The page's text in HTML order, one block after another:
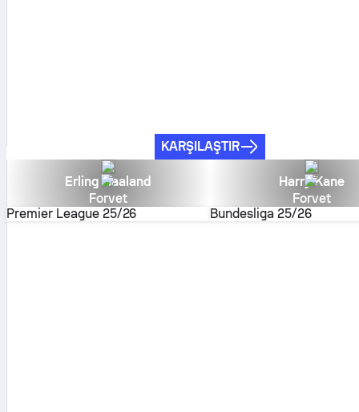
KARŞILAŞTIR
Erling Haaland
Forvet
Premier League 25/26
Harry Kane
Forvet
Bundesliga 25/26